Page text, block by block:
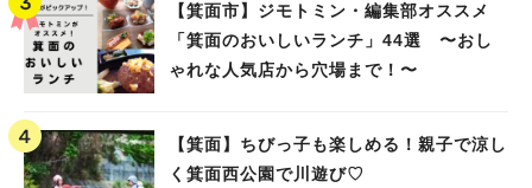
【箕面市】ジモトミン・編集部オススメ
「箕面のおいしいランチ」44選 〜おし
ゃれな人気店から穴場まで！〜
【箕面】ちびっ子も楽しめる！親子で涼し
く箕面西公園で川遊び♡